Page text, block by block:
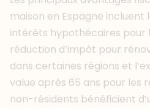
maison en Espagne incluent
intérêts hypothécaires pour
réduction d’impôt pour
dans certaines régions et
value après 65 ans pour les
non-résidents bénéficient